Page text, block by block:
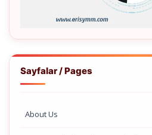
Sayfalar / Pages
About Us